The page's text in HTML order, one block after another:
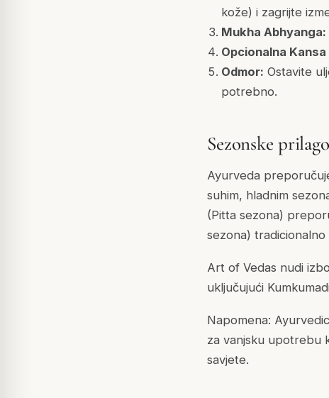
kože) i zagrijte
Mukha Abhyanga:
Opcionalna Kansa
Odmor: Ostavite
potrebno.
Sezonske
Ayurveda
suhim, hladnim
(Pitta sezona)
sezona)
Art of Vedas nudi
uključujući
Napomena:
za vanjsku upotrebu
savjete.